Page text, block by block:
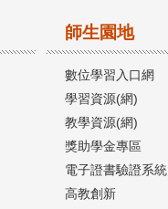
師生園地
數位學習入口網
學習資源(網)
教學資源(網)
獎助學金專區
電子證書驗證系統
高教創新